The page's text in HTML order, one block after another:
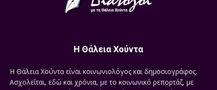
Η Θάλεια Χούντα
Η Θάλεια Χούντα είναι κοινωνιολόγος και δημοσιογράφος.
Ασχολείται, εδώ και χρόνια, με το κοινωνικό ρεπορτάζ, με